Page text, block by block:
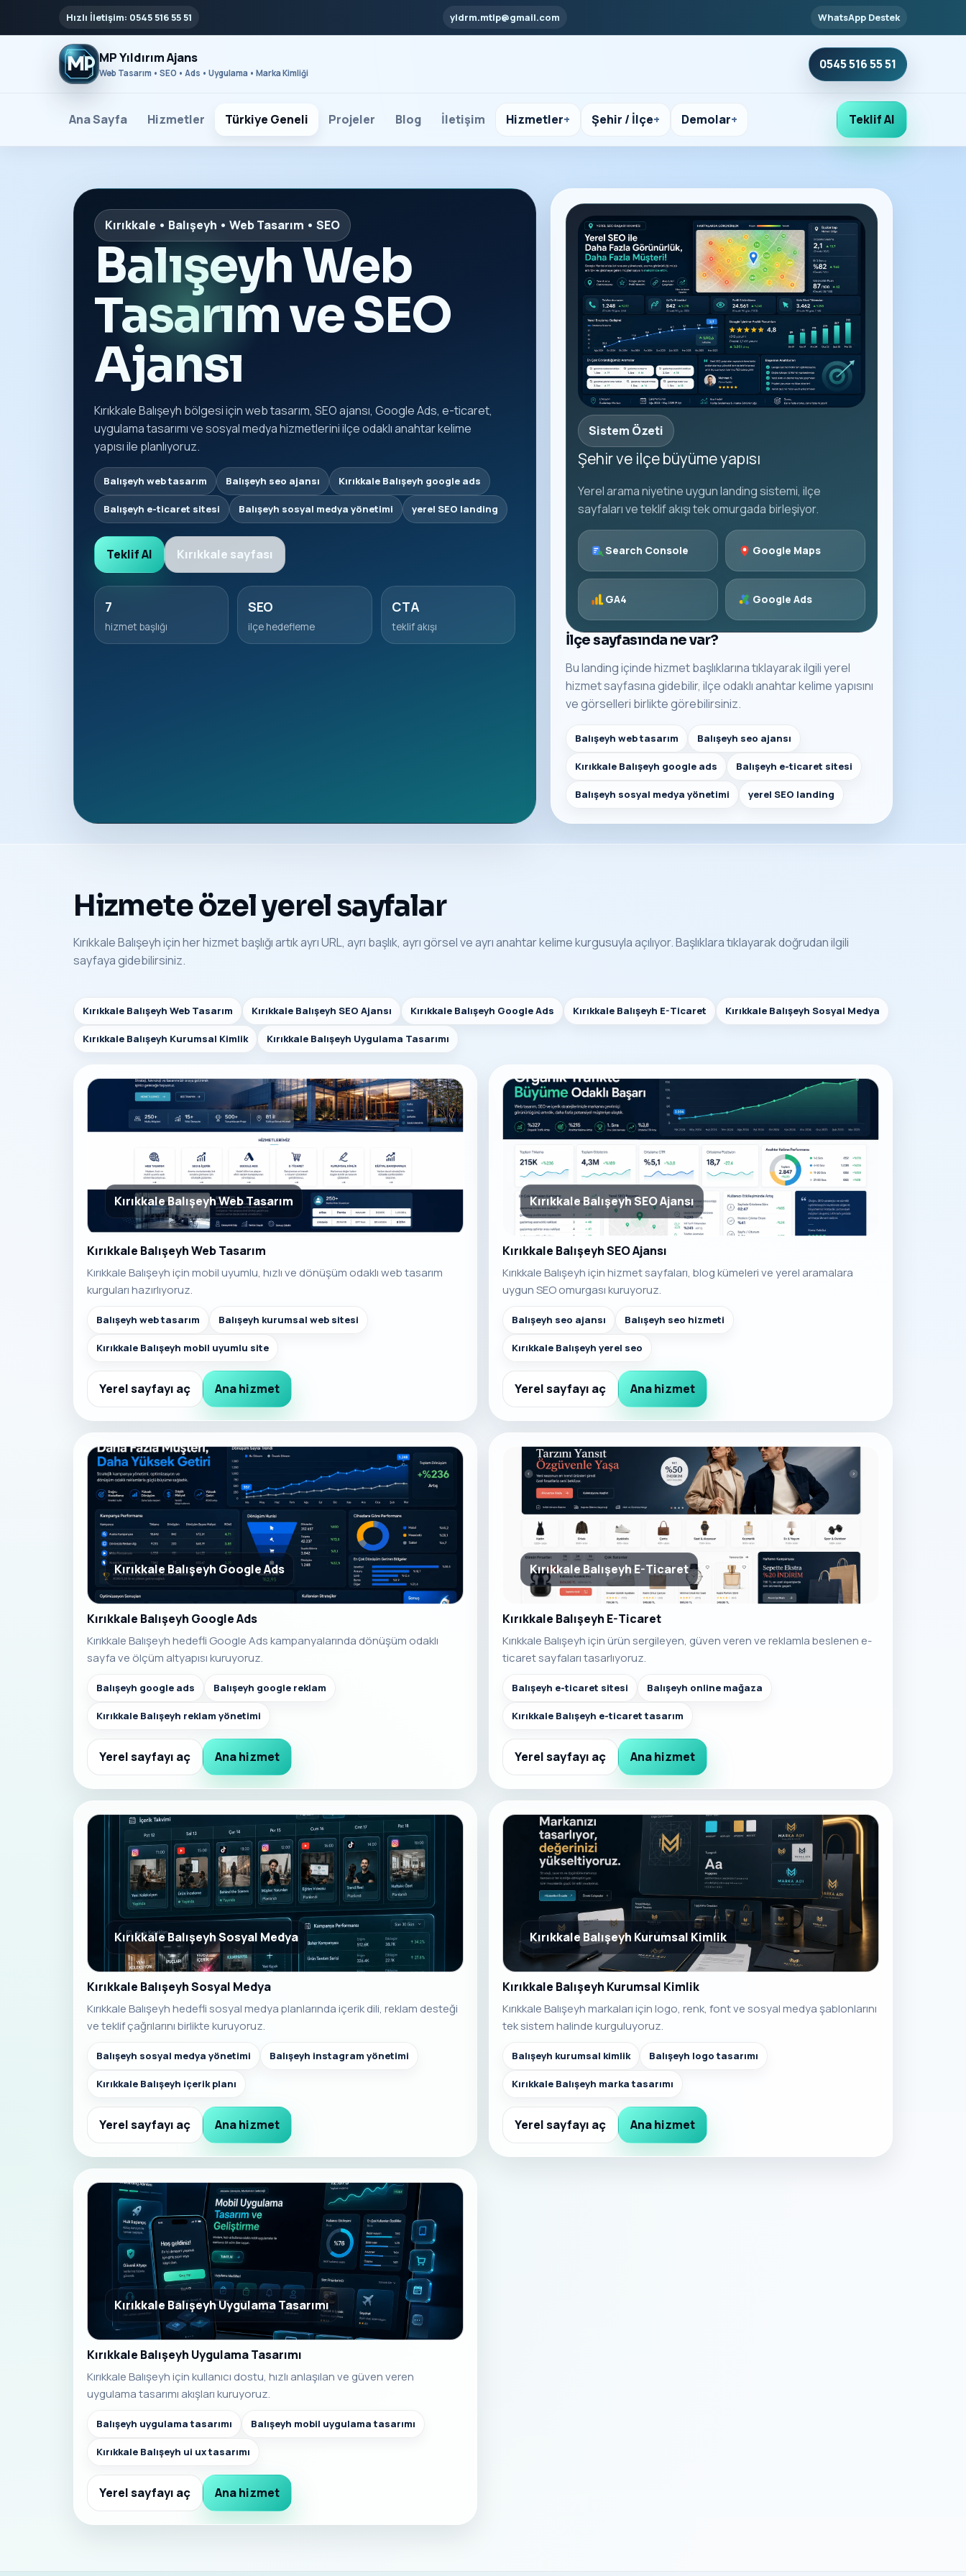
Hızlı İletişim: 0545 516 55 51 yldrm.mtlp@gmail.com WhatsApp Destek
MP Yıldırım Ajans
Web Tasarım • SEO • Ads • Uygulama • Marka Kimliği
0545 516 55 51
Ana Sayfa Hizmetler Türkiye Geneli Projeler Blog İletişim Hizmetler Şehir / İlçe Demolar Teklif Al
Kırıkkale • Balışeyh • Web Tasarım • SEO
Balışeyh Web
Tasarım ve SEO
Ajansı
Kırıkkale Balışeyh bölgesi için web tasarım, SEO ajansı, Google Ads, e-ticaret,
uygulama tasarımı ve sosyal medya hizmetlerini ilçe odaklı anahtar kelime
yapısı ile planlıyoruz.
Balışeyh web tasarım Balışeyh seo ajansı Kırıkkale Balışeyh google ads
Balışeyh e-ticaret sitesi Balışeyh sosyal medya yönetimi yerel SEO landing
Teklif Al Kırıkkale sayfası
7
hizmet başlığı
SEO
ilçe hedefleme
CTA
teklif akışı
Sistem Özeti
Şehir ve ilçe büyüme yapısı
Yerel arama niyetine uygun landing sistemi, ilçe
sayfaları ve teklif akışı tek omurgada birleşiyor.
Search Console Google Maps
GA4 Google Ads
İlçe sayfasında ne var?
Bu landing içinde hizmet başlıklarına tıklayarak ilgili yerel
hizmet sayfasına gidebilir, ilçe odaklı anahtar kelime yapısını
ve görselleri birlikte görebilirsiniz.
Balışeyh web tasarım Balışeyh seo ajansı
Kırıkkale Balışeyh google ads Balışeyh e-ticaret sitesi
Balışeyh sosyal medya yönetimi yerel SEO landing
Hizmete özel yerel sayfalar
Kırıkkale Balışeyh için her hizmet başlığı artık ayrı URL, ayrı başlık, ayrı görsel ve ayrı anahtar kelime kurgusuyla açılıyor. Başlıklara tıklayarak doğrudan ilgili
sayfaya gidebilirsiniz.
Kırıkkale Balışeyh Web Tasarım Kırıkkale Balışeyh SEO Ajansı Kırıkkale Balışeyh Google Ads Kırıkkale Balışeyh E-Ticaret Kırıkkale Balışeyh Sosyal Medya
Kırıkkale Balışeyh Kurumsal Kimlik Kırıkkale Balışeyh Uygulama Tasarımı
Kırıkkale Balışeyh Web Tasarım
Kırıkkale Balışeyh Web Tasarım
Kırıkkale Balışeyh için mobil uyumlu, hızlı ve dönüşüm odaklı web tasarım
kurguları hazırlıyoruz.
Balışeyh web tasarım Balışeyh kurumsal web sitesi
Kırıkkale Balışeyh mobil uyumlu site
Yerel sayfayı aç Ana hizmet
Kırıkkale Balışeyh SEO Ajansı
Kırıkkale Balışeyh SEO Ajansı
Kırıkkale Balışeyh için hizmet sayfaları, blog kümeleri ve yerel aramalara
uygun SEO omurgası kuruyoruz.
Balışeyh seo ajansı Balışeyh seo hizmeti
Kırıkkale Balışeyh yerel seo
Yerel sayfayı aç Ana hizmet
Kırıkkale Balışeyh Google Ads
Kırıkkale Balışeyh Google Ads
Kırıkkale Balışeyh hedefli Google Ads kampanyalarında dönüşüm odaklı
sayfa ve ölçüm altyapısı kuruyoruz.
Balışeyh google ads Balışeyh google reklam
Kırıkkale Balışeyh reklam yönetimi
Yerel sayfayı aç Ana hizmet
Kırıkkale Balışeyh E-Ticaret
Kırıkkale Balışeyh E-Ticaret
Kırıkkale Balışeyh için ürün sergileyen, güven veren ve reklamla beslenen e-
ticaret sayfaları tasarlıyoruz.
Balışeyh e-ticaret sitesi Balışeyh online mağaza
Kırıkkale Balışeyh e-ticaret tasarım
Yerel sayfayı aç Ana hizmet
Kırıkkale Balışeyh Sosyal Medya
Kırıkkale Balışeyh Sosyal Medya
Kırıkkale Balışeyh hedefli sosyal medya planlarında içerik dili, reklam desteği
ve teklif çağrılarını birlikte kuruyoruz.
Balışeyh sosyal medya yönetimi Balışeyh instagram yönetimi
Kırıkkale Balışeyh içerik planı
Yerel sayfayı aç Ana hizmet
Kırıkkale Balışeyh Kurumsal Kimlik
Kırıkkale Balışeyh Kurumsal Kimlik
Kırıkkale Balışeyh markaları için logo, renk, font ve sosyal medya şablonlarını
tek sistem halinde kurguluyoruz.
Balışeyh kurumsal kimlik Balışeyh logo tasarımı
Kırıkkale Balışeyh marka tasarımı
Yerel sayfayı aç Ana hizmet
Kırıkkale Balışeyh Uygulama Tasarımı
Kırıkkale Balışeyh Uygulama Tasarımı
Kırıkkale Balışeyh için kullanıcı dostu, hızlı anlaşılan ve güven veren
uygulama tasarımı akışları kuruyoruz.
Balışeyh uygulama tasarımı Balışeyh mobil uygulama tasarımı
Kırıkkale Balışeyh ui ux tasarımı
Yerel sayfayı aç Ana hizmet